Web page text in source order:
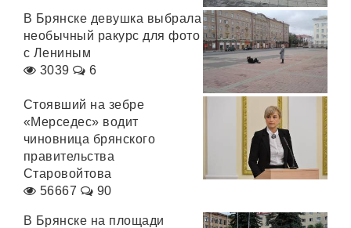
В Брянске девушка выбрала
необычный ракурс для фото
с Лениным
3039
6
Стоявший на зебре
«Мерседес» водит
чиновница брянского
правительства
Старовойтова
56667
90
В Брянске на площади